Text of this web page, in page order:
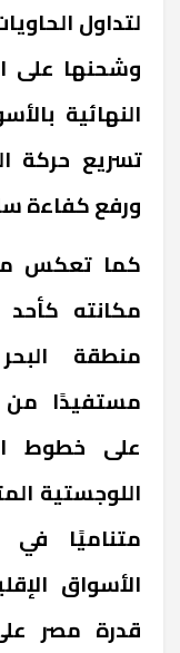
لتداول
وشحنها على
النهائية
تسريع حركة
ورفع كفاءة
كما تعكس
مكانته
منطقة
مستفيدًا من
على خطوط
اللوجستية
متناميًا في
الأسواق
قدرة مصر